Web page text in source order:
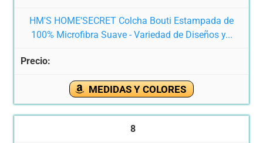
HM'S HOME'SECRET Colcha Bouti Estampada de
100% Microfibra Suave - Variedad de Diseños y...
MEDIDAS Y COLORES
8